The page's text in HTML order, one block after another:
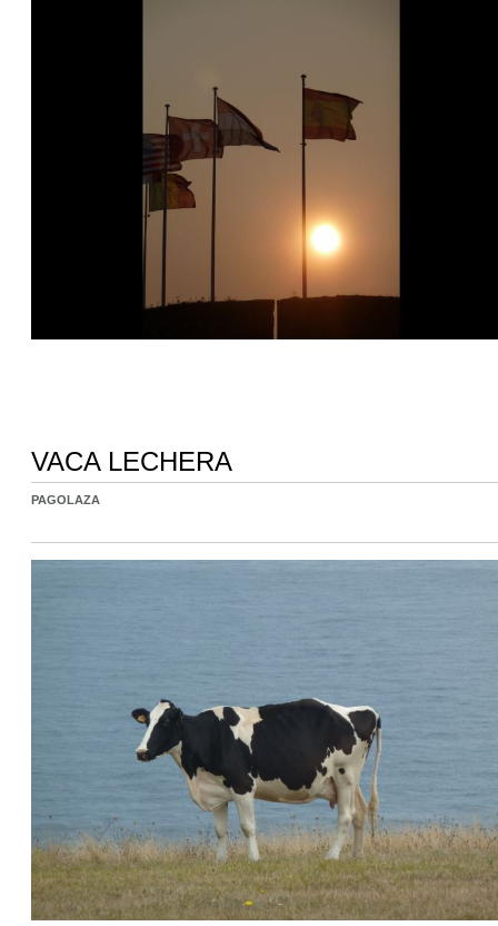
VACA LECHERA
PAGOLAZA